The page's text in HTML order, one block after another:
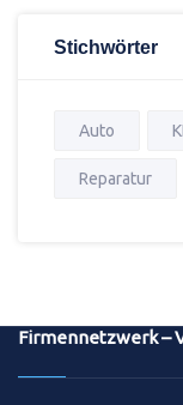
Stichwörter
Auto
Reparatur
Firmennetzwerk –